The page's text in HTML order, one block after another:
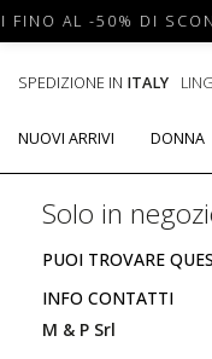
FINO AL -50% DI
SPEDIZIONE IN ITALY
NUOVI ARRIVI DONNA
Solo in
PUOI TROVARE
INFO CONTATTI
M & P Srl